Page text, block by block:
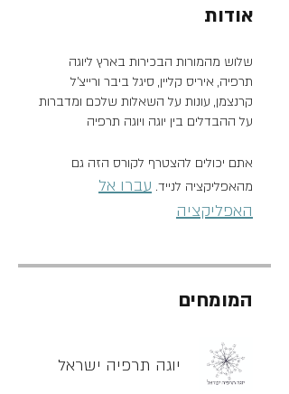
אודות
שלוש מהמורות הבכירות בארץ ליוגה
תרפיה, איריס קליין, סיגל ביבר ורייצ'ל
קרנצמן, עונות על השאלות שלכם ומדברות
על ההבדלים בין יוגה ויוגה תרפיה
אתם יכולים להצטרף לקורס הזה גם
מהאפליקציה לנייד. עברו אל
האפליקציה
המומחים
יוגה תרפיה ישראל